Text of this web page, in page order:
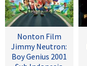
Nonton Film
Jimmy Neutron:
Boy Genius 2001